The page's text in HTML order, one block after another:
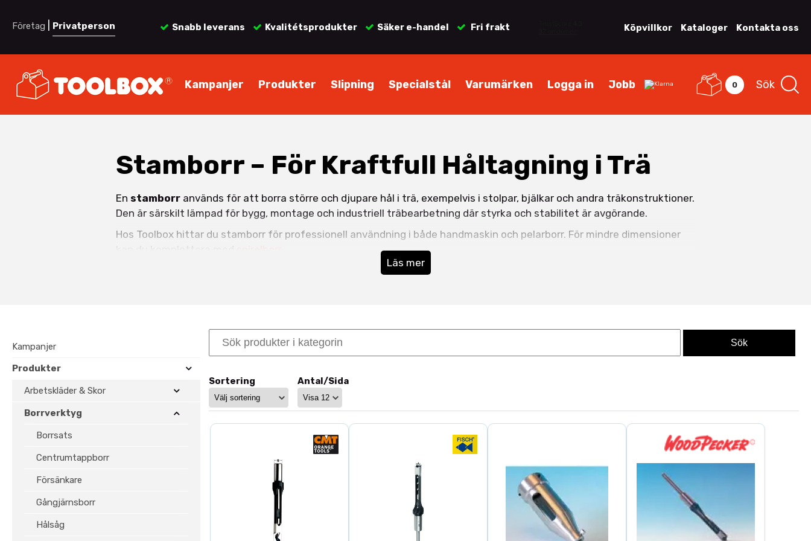
Företag Privatperson Snabb leverans Kvalitétsprodukter Säker e-handel Fri frakt Köpvillkor Kataloger Kontakta oss
Kampanjer Produkter Slipning Specialstål Varumärken Logga in Jobb 0 Sök
Stamborr – För Kraftfull Håltagning i Trä
En stamborr används för att borra större och djupare hål i trä, exempelvis i stolpar, bjälkar och andra träkonstruktioner.
Den är särskilt lämpad för bygg, montage och industriell träbearbetning där styrka och stabilitet är avgörande.
Hos Toolbox hittar du stamborr för professionell användning i både handmaskin och pelarborr. För mindre dimensioner
Stora och djupa hål i trä
Stabil borrning med god spånavgång
Passar bygg- och anläggningsarbete
Anpassad för professionell användning
Anpassad för trä – välj rätt borr för rätt arbete
kvistborr
, medan djupare och mer precisa hål i möbelproduktion görs med
För större genomföringar i olika material kan du även se våra
hålsågar eller utforska hela kategorin
Vanliga frågor om stamborr
Läs mer
Kampanjer
Produkter
Arbetskläder & Skor
Borrverktyg
Borrsats
Centrumtappborr
Försänkare
Gångjärnsborr
Hålsåg
Sortering Antal/Sida